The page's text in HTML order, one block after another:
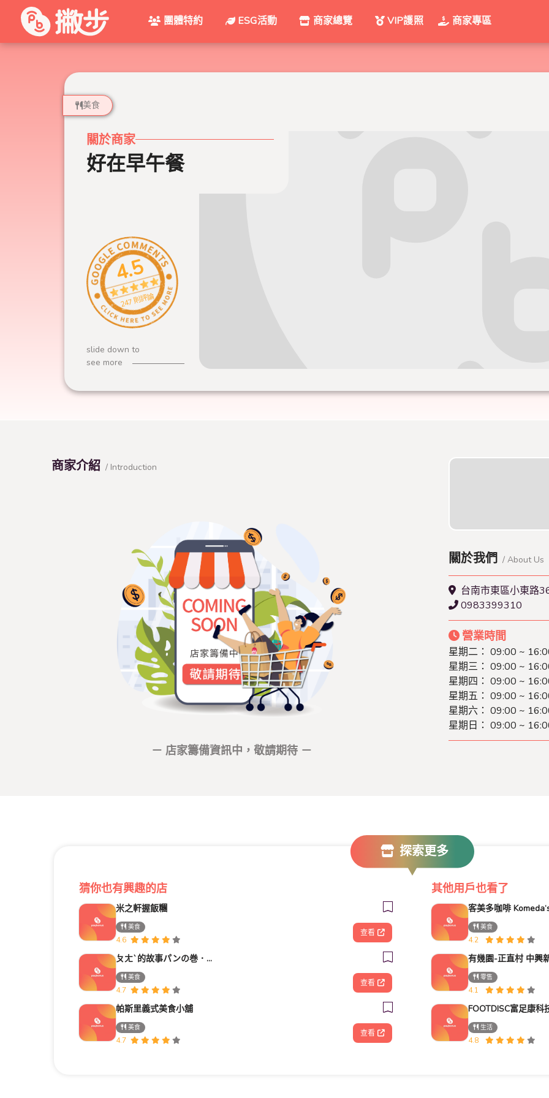
團體特約 ESG活動 商家總覽 VIP護照 商家專區
美食
關於商家
好在早午餐
4.5
247 則評論
slide down to
see more
商家介紹 / Introduction
－ 店家籌備資訊中，敬請期待 －
關於我們 / About Us
台南市東區小東路
0983399310
營業時間
星期二： 09:00 ~
星期三： 09:00 ~
星期四： 09:00 ~
星期五： 09:00 ~
星期六： 09:00 ~
星期日： 09:00 ~
探索更多
猜你也有興趣的店
米之軒握飯糰
美食
4.6
查看
ㄆㄤˋ的故事パンの巻．南紡平實店｜台南日系麵包烘焙
美食
4.7
查看
帕斯里義式美食小舖
美食
4.7
查看
其他用戶也看了
美食
4.2
有幾園-正直村 中興
零售
4.1
生活
4.8